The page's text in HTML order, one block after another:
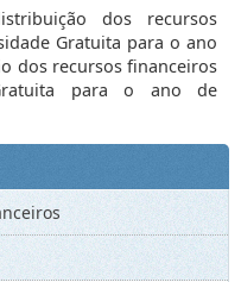
dos recursos
Gratuita para o ano
dos recursos financeiros
para o ano de